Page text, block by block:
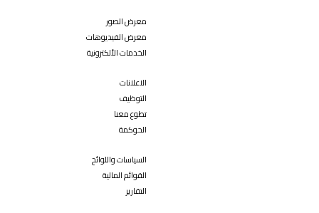
معرض الصور
معرض الفيديوهات
الخدمات الألكترونية
الاعلانات
التوظيف
تطوع معنا
الحوكمة
السياسات واللوائح
القوائم المالية
التقارير